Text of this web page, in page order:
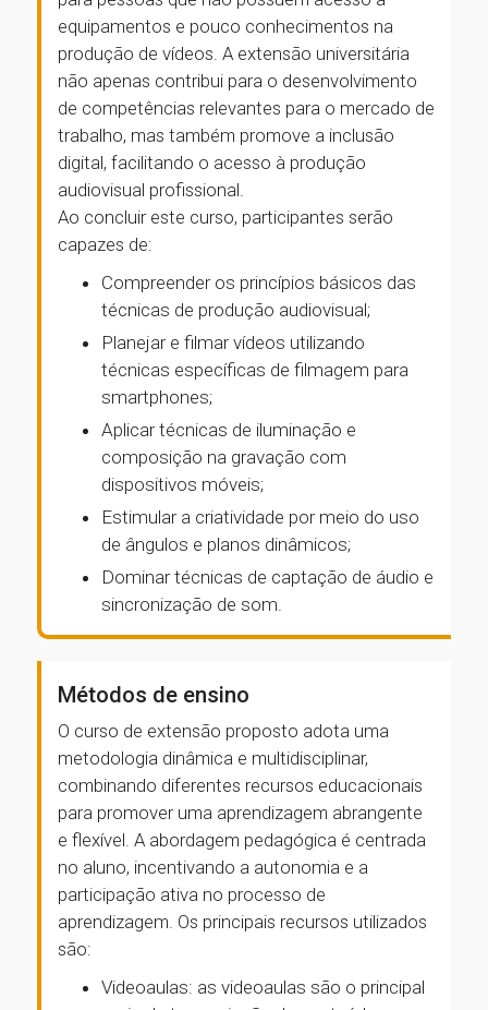
equipamentos e pouco conhecimentos na
produção de vídeos. A extensão universitária
não apenas contribui para o desenvolvimento
de competências relevantes para o mercado de
trabalho, mas também promove a inclusão
digital, facilitando o acesso à produção
audiovisual profissional.
Ao concluir este curso, participantes serão
capazes de:
Compreender os princípios básicos das
técnicas de produção audiovisual;
Planejar e filmar vídeos utilizando
técnicas específicas de filmagem para
smartphones;
Aplicar técnicas de iluminação e
composição na gravação com
dispositivos móveis;
Estimular a criatividade por meio do uso
de ângulos e planos dinâmicos;
Dominar técnicas de captação de áudio e
sincronização de som.
Métodos de ensino
O curso de extensão proposto adota uma
metodologia dinâmica e multidisciplinar,
combinando diferentes recursos educacionais
para promover uma aprendizagem abrangente
e flexível. A abordagem pedagógica é centrada
no aluno, incentivando a autonomia e a
participação ativa no processo de
aprendizagem. Os principais recursos utilizados
são:
Videoaulas: as videoaulas são o principal